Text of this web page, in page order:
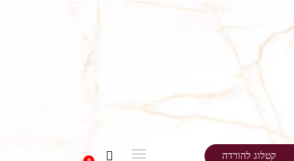
קטלוג להורדה